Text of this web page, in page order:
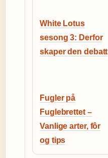
White Lotus
sesong 3: Derfor
skaper den debatt
Fugler på
Fuglebrettet –
Vanlige arter, fôr
og tips